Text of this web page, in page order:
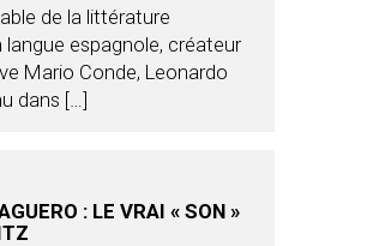
de la littérature
espagnole, créateur
Mario Conde, Leonardo
dans […]
: LE VRAI « SON »